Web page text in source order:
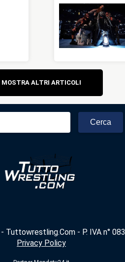
MOSTRA ALTRI ARTICOLI
- P. IVA n°
Privacy Policy